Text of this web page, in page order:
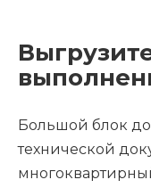
Большой блок
технической